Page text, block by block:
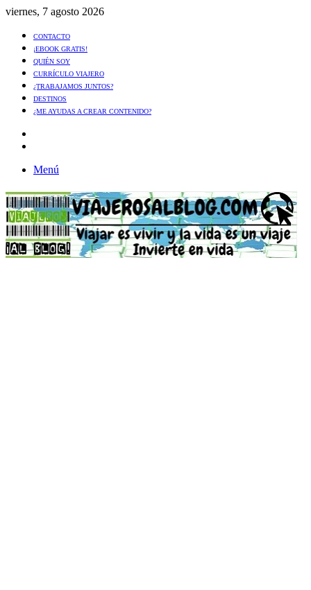
viernes, 7 agosto 2026
CONTACTO
¡EBOOK GRATIS!
QUIÉN SOY
CURRÍCULO VIAJERO
¿TRABAJAMOS JUNTOS?
DESTINOS
¿ME AYUDAS A CREAR CONTENIDO?
Menú